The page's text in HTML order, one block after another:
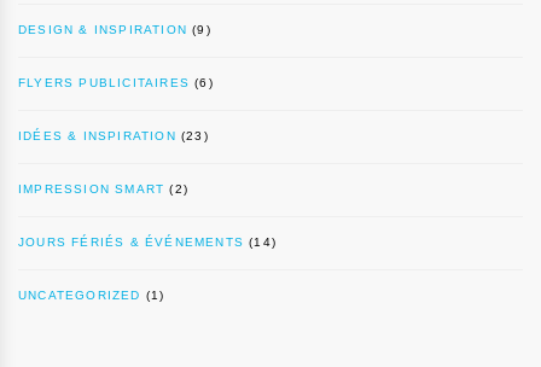
DESIGN & INSPIRATION (9)
FLYERS PUBLICITAIRES (6)
IDÉES & INSPIRATION (23)
IMPRESSION SMART (2)
JOURS FÉRIÉS & ÉVÉNEMENTS (14)
UNCATEGORIZED (1)